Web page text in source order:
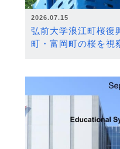
2026.07.15
弘前大学浪江町桜
町・富岡町の桜を視